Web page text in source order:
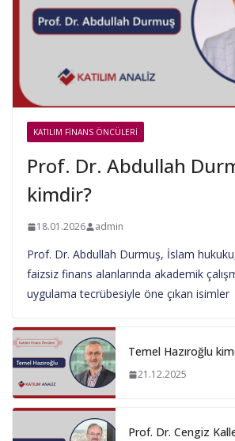
KATILIM FINANS ÖNCÜLERI
Prof. Dr. Abdullah
kimdir?
18.01.2026 admin
Prof. Dr. Abdullah Durmuş, İslam
faizsiz finans alanlarında akademik
uygulama tecrübesiyle öne çıkan isimler
Temel Hazıroğlu
21.12.2025
Prof. Dr. Cengiz